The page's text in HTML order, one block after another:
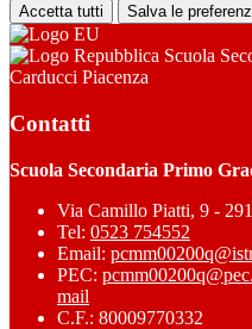
Accetta tutti Salva le
Scuola
Carducci Piacenza
Contatti
Scuola Secondaria Primo
Via Camillo Piatti, 9 -
Tel: 0523 754552
Email:
PEC:
mail
C.F.: 80009770332